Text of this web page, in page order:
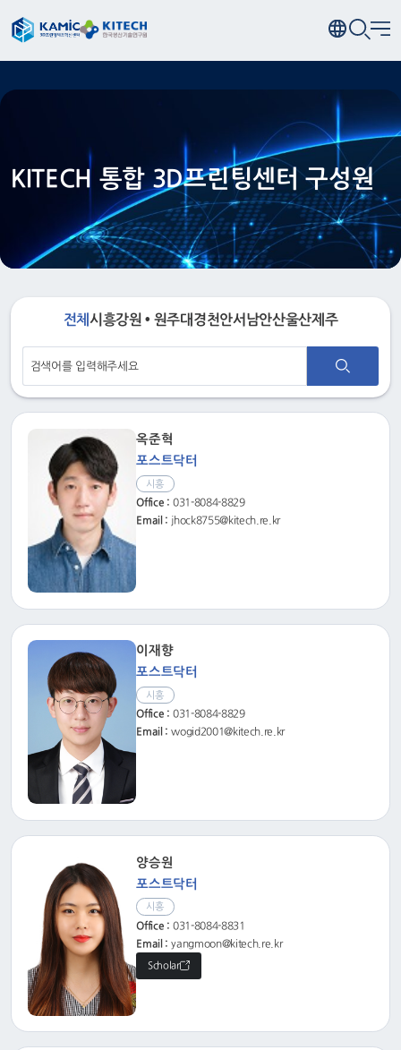
KITECH 통합 3D프린팅센터 구성원
전체 시흥강원 • 원주대경천안서남안산울산제주
옥준혁
포스트닥터
시흥
Office : 031-8084-8829
Email : jhock8755@kitech.re.kr
이재향
포스트닥터
시흥
Office : 031-8084-8829
Email : wogid2001@kitech.re.kr
양승원
포스트닥터
시흥
Office : 031-8084-8831
Email : yangmoon@kitech.re.kr
Scholar